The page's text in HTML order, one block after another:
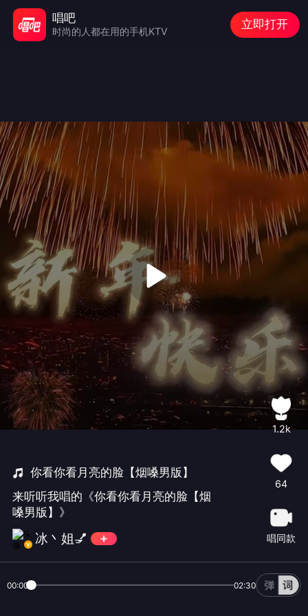
你看你看月亮的脸【烟嗓男版】
来听听我唱的《你看你看月亮的脸【烟
嗓男版】》
冰丶姐💅
1.2k
64
唱同款
00:00 02:30
唱吧
时尚的人都在用的手机KTV
立即打开